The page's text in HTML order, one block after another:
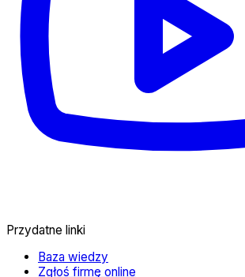
Przydatne linki
Baza wiedzy
Zgłoś firmę online